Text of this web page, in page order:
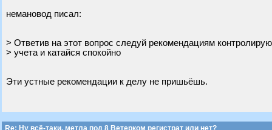
немановод писал:
> Ответив на этот вопрос следуй рекомендациям
> учета и катайся спокойно
Эти устные рекомендации к делу не пришьёшь.
Re: Ну всё-таки, метла под 8 Ветерком регистрат или нет?